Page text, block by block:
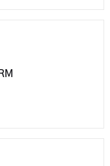
партнерів,
у єдиній програмі.